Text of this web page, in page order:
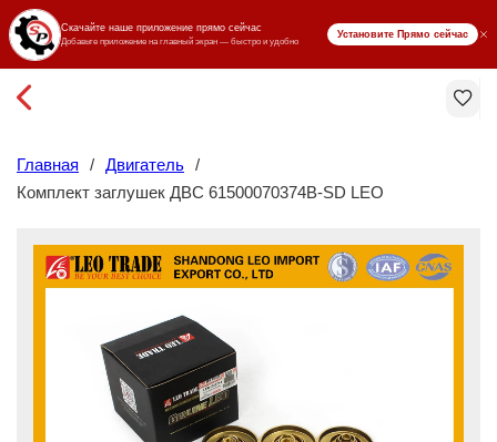
₸ KZT
Главная / Двигатель /
Комплект заглушек ДВС 61500070374B-SD LEO